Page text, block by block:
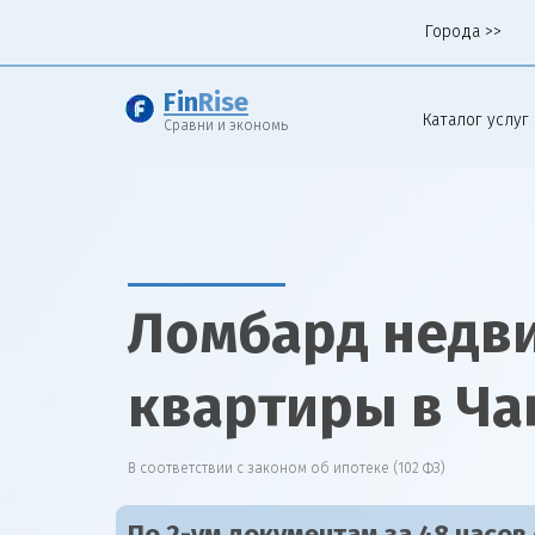
Города >>
Fin Rise
Сравни и экономь Каталог услуг
Ломбард
квартиры в
В соответствии с законом об ипотеке (102 ФЗ)